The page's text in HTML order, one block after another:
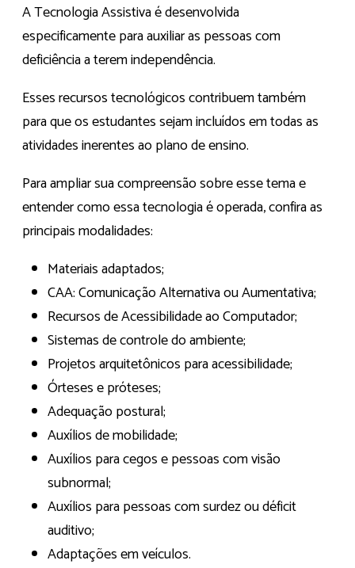
A Tecnologia Assistiva é desenvolvida
especificamente para auxiliar as pessoas com
deficiência a terem independência.
Esses recursos tecnológicos contribuem também
para que os estudantes sejam incluídos em todas as
atividades inerentes ao plano de ensino.
Para ampliar sua compreensão sobre esse tema e
entender como essa tecnologia é operada, confira as
principais modalidades:
Materiais adaptados;
CAA: Comunicação Alternativa ou Aumentativa;
Recursos de Acessibilidade ao Computador;
Sistemas de controle do ambiente;
Projetos arquitetônicos para acessibilidade;
Órteses e próteses;
Adequação postural;
Auxílios de mobilidade;
Auxílios para cegos e pessoas com visão
subnormal;
Auxílios para pessoas com surdez ou déficit
auditivo;
Adaptações em veículos.